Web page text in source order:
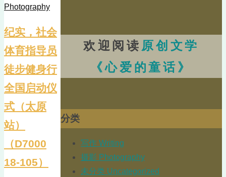
Photography
纪实，社会
体育指导员
徒步健身行
全国启动仪
式（太原
站）
（D7000
18-105）
欢迎阅读 原创文学
《心爱的童话》
分类
写作 Writing
摄影 Photography
未分类 Uncategorized